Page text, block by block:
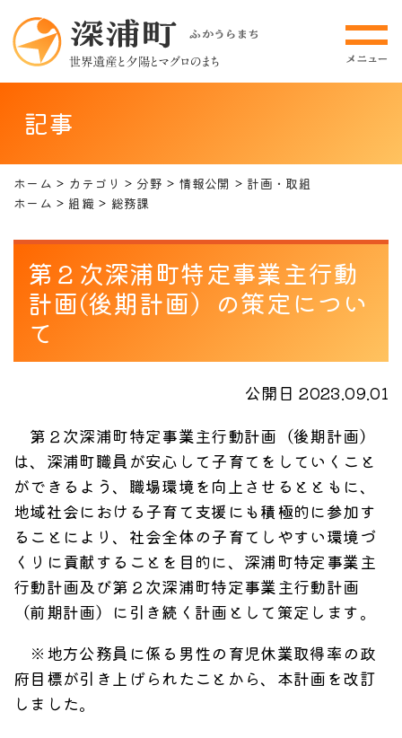
記事
ホーム カテゴリ 分野 情報公開
計画・取組
ホーム
組織 総務課
第２次深浦町特定事業主行動
計画(後期計画）の策定につい
て
公開日 2023.09.01
第２次深浦町特定事業主行動計画（後期計画）
は、深浦町職員が安心して子育てをしていくこと
ができるよう、職場環境を向上させるとともに、
地域社会における子育て支援にも積極的に参加す
ることにより、社会全体の子育てしやすい環境づ
くりに貢献することを目的に、深浦町特定事業主
行動計画及び第２次深浦町特定事業主行動計画
（前期計画）に引き続く計画として策定します。
※地方公務員に係る男性の育児休業取得率の政
府目標が引き上げられたことから、本計画を改訂
しました。